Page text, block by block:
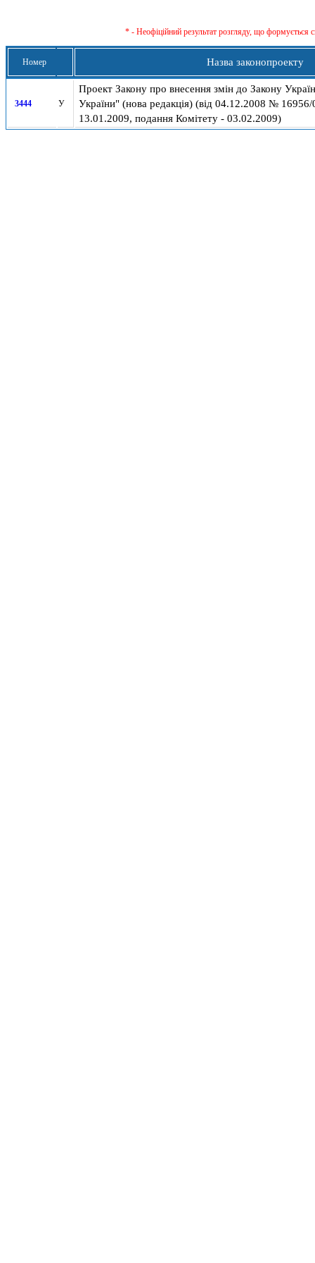
* - Неофіційний результат розгляду, що формується
Номер Назва законопроекту
3444 У
Проект Закону про внесення змін до Закону
України" (нова редакція) (вiд 04.12.2008 №
13.01.2009, подання Комітету - 03.02.2009)